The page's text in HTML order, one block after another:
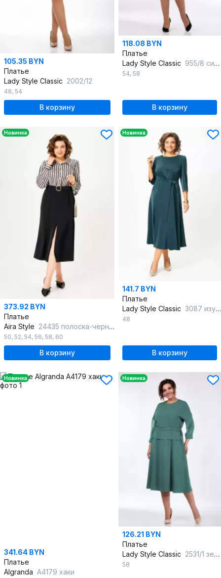
105.35 BYN
Платье
Lady Style Classic 2002/12
48, 54
В корзину
118.08 BYN
Платье
Lady Style Classic 955/8 синиий-хаки
54, 58
В корзину
Новинка
373.92 BYN
Платье
Aira Style 24435 полоска-черный
50, 52, 54, 56, 58, 60
В корзину
Новинка
141.7 BYN
Платье
Lady Style Classic 3087 изумрудный
48
В корзину
Новинка
341.64 BYN
Платье
Algranda А4179 хаки
Новинка
126.21 BYN
Платье
Lady Style Classic 2531/1 зеленый
58